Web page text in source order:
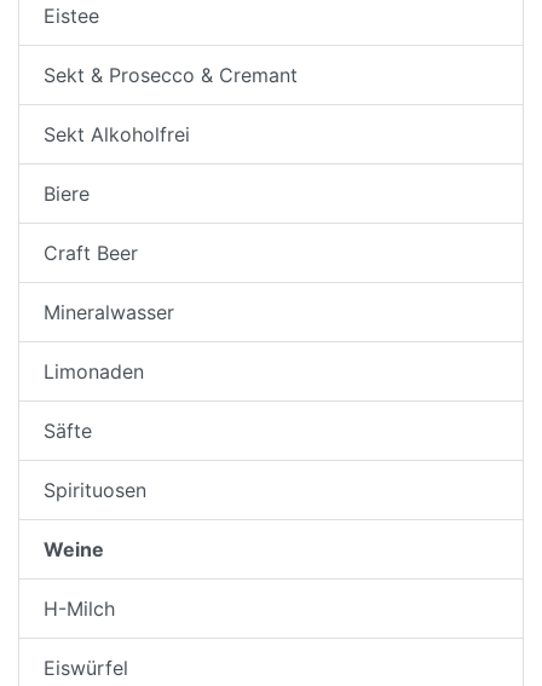
Eistee
Sekt & Prosecco & Cremant
Sekt Alkoholfrei
Biere
Craft Beer
Mineralwasser
Limonaden
Säfte
Spirituosen
Weine
H-Milch
Eiswürfel